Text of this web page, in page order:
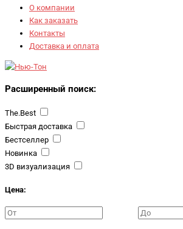
О компании
Как заказать
Контакты
Доставка и оплата
Расширенный поиск:
The.Best
Быстрая доставка
Бестселлер
Новинка
3D визуализация
Цена: